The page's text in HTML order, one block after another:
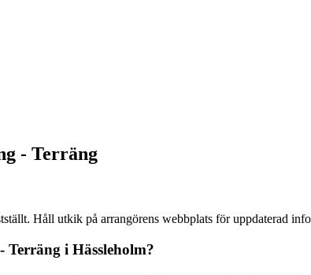
- Terräng
Håll utkik på arrangörens webbplats för uppdaterad
Terräng i Hässleholm?